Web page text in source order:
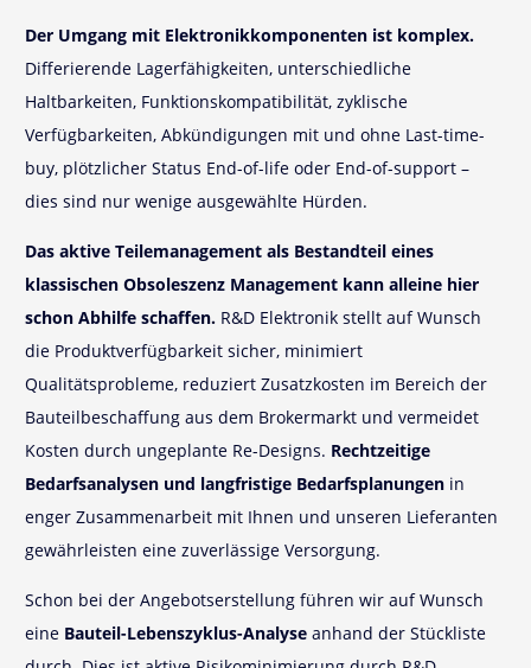
Der Umgang mit Elektronikkomponenten ist komplex.
Differierende Lagerfähigkeiten, unterschiedliche
Haltbarkeiten, Funktionskompatibilität, zyklische
Verfügbarkeiten, Abkündigungen mit und ohne Last-time-
buy, plötzlicher Status End-of-life oder End-of-support –
dies sind nur wenige ausgewählte Hürden.
Das aktive Teilemanagement als Bestandteil eines
klassischen Obsoleszenz Management kann alleine hier
schon Abhilfe schaffen. R&D Elektronik stellt auf Wunsch
die Produktverfügbarkeit sicher, minimiert
Qualitätsprobleme, reduziert Zusatzkosten im Bereich der
Bauteilbeschaffung aus dem Brokermarkt und vermeidet
Kosten durch ungeplante Re-Designs. Rechtzeitige
Bedarfsanalysen und langfristige Bedarfsplanungen in
enger Zusammenarbeit mit Ihnen und unseren Lieferanten
gewährleisten eine zuverlässige Versorgung.
Schon bei der Angebotserstellung führen wir auf Wunsch
eine Bauteil-Lebenszyklus-Analyse anhand der Stückliste